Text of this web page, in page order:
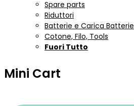
Spare parts
Riduttori
Batterie e Carica Batterie
Cotone, Filo, Tools
Fuori Tutto
Mini Cart